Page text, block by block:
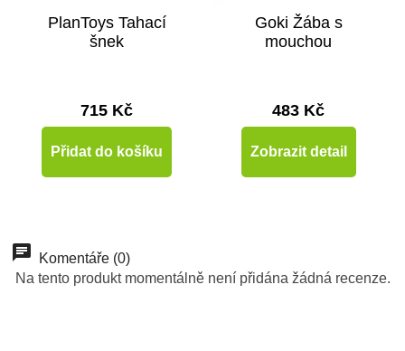
PlanToys Tahací
šnek
715 Kč
Přidat do košíku
Goki Žába s
mouchou
483 Kč
Zobrazit detail
Komentáře (0)
Na tento produkt momentálně není přidána žádná recenze.